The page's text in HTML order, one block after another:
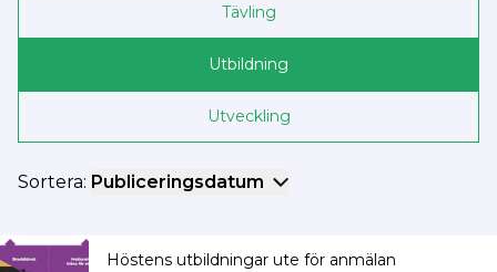
Tävling
Utbildning
Utveckling
Sortera: Publiceringsdatum
Höstens utbildningar ute för anmälan